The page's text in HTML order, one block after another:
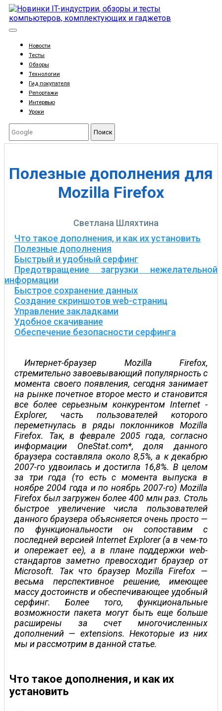
Новости
Тесты
Обзоры
Технологии
Гид покупателя
Репортажи
Интервью
Уроки
Поиск
Полезные дополнения для
Mozilla Firefox
Светлана Шляхтина
Что такое дополнения, и как их установить
Полезные дополнения
Быстрый и удобный серфинг
Предотвращение загрузки нежелательной
информации
Быстрое сохранение данных
Создание скриншотов web-страниц
Управление закладками
Удобное скачивание
Обеспечение безопасности серфинга
Интернет-браузер Mozilla Firefox,
стремительно завоевывающий популярность с
момента своего появления, сегодня занимает
на рынке почетное второе место и становится
все более серьезным конкурентом Internet ­
Explorer, часть пользователей которого
переметнулась в ряды поклонников Mozilla
Firefox. Так, в феврале 2005 года, согласно
информации OneStat.com*, доля данного
браузера составляла около 8,5%, а к декабрю
2007-го удвоилась и достигла 16,8%. В целом
за три года (то есть с момента выпуска в
ноябре 2004 года и по ноябрь 2007-го) Mozilla
Firefox был загружен более 400 млн раз. Столь
быстрое увеличение числа пользователей
данного браузера объясняется очень просто —
по функциональности он сопоставим с
последней версией Internet Explorer (а в чем-то
и опережает ее), а в плане поддержки web-
стандартов заметно превосходит браузер от
Microsoft. Так что браузер Mozilla Firefox —
весьма перспективное решение, имеющее
массу достоинств и обеспечивающее удобный
серфинг. Более того, функциональные
возможности пакета могут быть еще больше
расширены за счет многочисленных
дополнений — extensions. Некоторые из них
мы и рассмотрим в данной статье.
Что такое дополнения, и как их
установить